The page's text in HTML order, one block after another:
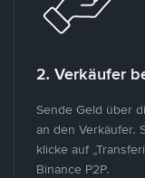
2. Verkäufer
Sende Geld über
an den Verkäufer.
klicke auf
Binance P2P.